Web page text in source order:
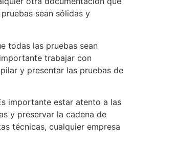
sean sólidas y
todas las pruebas sean
trabajar con
y presentar las pruebas de
importante estar atento a las
y preservar la cadena de
técnicas, cualquier empresa